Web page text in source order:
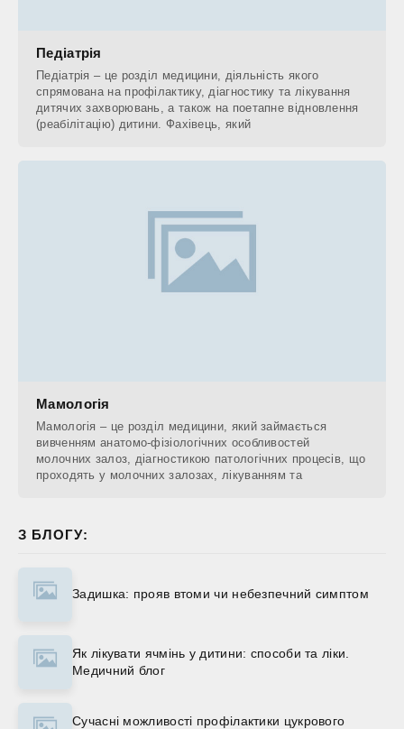
Педіатрія
Педіатрія – це розділ медицини, діяльність якого
спрямована на профілактику, діагностику та лікування
дитячих захворювань, а також на поетапне відновлення
(реабілітацію) дитини. Фахівець, який
Мамологія
Мамологія – це розділ медицини, який займається
вивченням анатомо-фізіологічних особливостей
молочних залоз, діагностикою патологічних процесів, що
проходять у молочних залозах, лікуванням та
З БЛОГУ:
Задишка: прояв втоми чи небезпечний симптом
Як лікувати ячмінь у дитини: способи та ліки.
Медичний блог
Сучасні можливості профілактики цукрового